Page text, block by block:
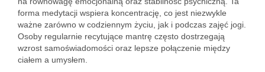
forma medytacji wspiera koncentrację, co jest niezwykle
ważne zarówno w codziennym życiu, jak i podczas zajęć jogi.
Osoby regularnie recytujące mantrę często dostrzegają
wzrost samoświadomości oraz lepsze połączenie między
ciałem a umysłem.